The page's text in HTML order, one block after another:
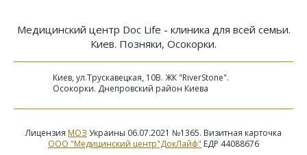
Медицинский центр Doc Life - клиника для всей семьи.
Киев. Позняки, Осокорки.
Киев, ул.Трускавецкая, 10В. ЖК "RiverStone".
Осокорки. Днепровский район Киева
Лицензия МОЗ Украины 06.07.2021 №1365. Визитная карточка
ООО "Медицинский центр"ДокЛайф" ЕДР 44088676